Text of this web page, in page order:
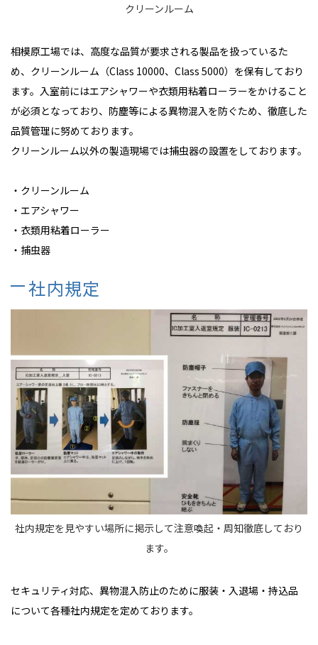
クリーンルーム
相模原工場では、高度な品質が要求される製品を扱っているた
め、クリーンルーム（Class 10000、Class 5000）を保有しており
ます。入室前にはエアシャワーや衣類用粘着ローラーをかけること
が必須となっており、防塵等による異物混入を防ぐため、徹底した
品質管理に努めております。
クリーンルーム以外の製造現場では捕虫器の設置をしております。
・クリーンルーム
・エアシャワー
・衣類用粘着ローラー
・捕虫器
社内規定
社内規定を見やすい場所に掲示して注意喚起・周知徹底しており
ます。
セキュリティ対応、異物混入防止のために服装・入退場・持込品
について各種社内規定を定めております。